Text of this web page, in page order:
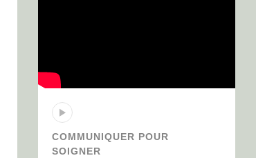
COMMUNIQUER POUR
SOIGNER